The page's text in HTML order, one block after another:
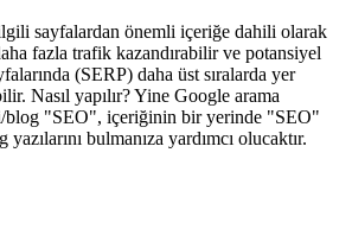
sayfalardan önemli içeriğe dahili olarak
fazla trafik kazandırabilir ve potansiyel
(SERP) daha üst sıralarda yer
Nasıl yapılır? Yine Google arama
blog "SEO", içeriğinin bir yerinde "SEO"
bulmanıza yardımcı olucaktır.